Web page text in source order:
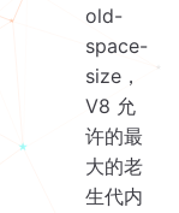
old-
space-
size，
V8 允
许的最
大的老
生代内